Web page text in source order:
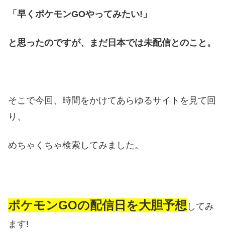
「早くポケモンGOやってみたい!」
と思ったのですが、まだ日本では未配信とのこと。
そこで今回、時間をかけてあらゆるサイトを見て回
り、
めちゃくちゃ検索してみました。
ポケモンGOの配信日を大胆予想 してみ
ます!